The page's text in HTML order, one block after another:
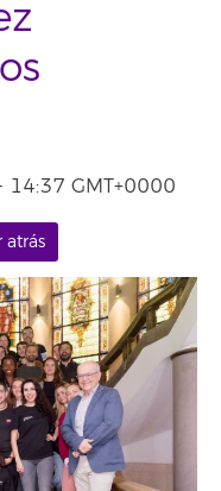
14:37 GMT+0000
atrás